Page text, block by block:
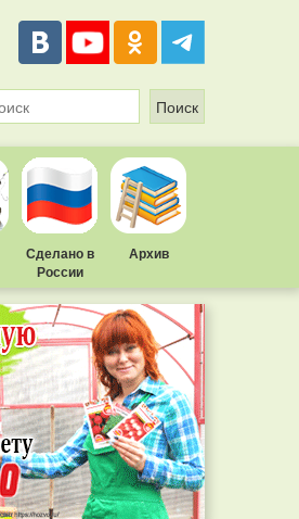
Сделано в
России
Архив